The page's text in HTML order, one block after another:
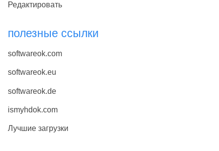
Редактировать
полезные ссылки
softwareok.com
softwareok.eu
softwareok.de
ismyhdok.com
Лучшие загрузки